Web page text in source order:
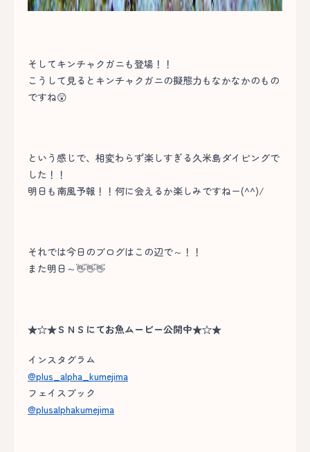
そしてキンチャクガニも登場！！
こうして見るとキンチャクガニの擬態力もなかなかのもの
ですね😲
という感じで、相変わらず楽しすぎる久米島ダイビングで
した！！
明日も南風予報！！何に会えるか楽しみですねー(^^)/
それでは今日のブログはこの辺で～！！
また明日～👋👋👋
★☆★ＳＮＳにてお魚ムービー公開中★☆★
インスタグラム
@plus_alpha_kumejima
フェイスブック
@plusalphakumejima